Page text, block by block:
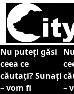
Nu puteți găsi
ceea ce
căutați? Sunați
– vom fi
–